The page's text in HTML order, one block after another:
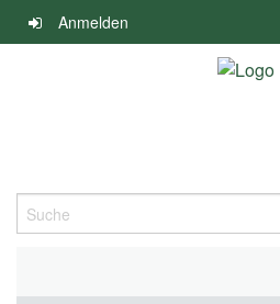
Navigation
überspringen
Anmelden
Suche